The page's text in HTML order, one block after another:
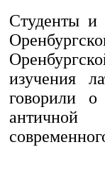
Студенты
изучения
говорили
античной